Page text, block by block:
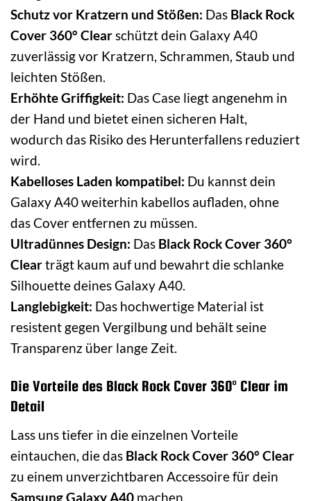
Schutz vor Kratzern und Stößen: Das Black Rock
Cover 360° Clearschützt dein Galaxy A40
zuverlässig vor Kratzern, Schrammen, Staub und
leichten Stößen.
Erhöhte Griffigkeit: Das Case liegt angenehm in
der Hand und bietet einen sicheren Halt,
wodurch das Risiko des Herunterfallens reduziert
wird.
Kabelloses Laden kompatibel: Du kannst dein
Galaxy A40 weiterhin kabellos aufladen, ohne
das Cover entfernen zu müssen.
Ultradünnes Design: Das Black Rock Cover 360°
Clearträgt kaum auf und bewahrt die schlanke
Silhouette deines Galaxy A40.
Langlebigkeit: Das hochwertige Material ist
resistent gegen Vergilbung und behält seine
Transparenz über lange Zeit.
Die Vorteile des Black Rock Cover 360° Clear im
Detail
Lass uns tiefer in die einzelnen Vorteile
eintauchen, die das Black Rock Cover 360° Clear
zu einem unverzichtbaren Accessoire für dein
Samsung Galaxy A40 machen.